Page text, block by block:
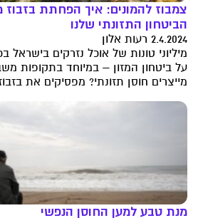
צמבוז להמונים: איך הפחתת
הביטחון התזונתי שלנו
2.4.2024 רעות אלון
מיליוני טונות של אוכל נזרקים
על ביטחון המזון – במיוחד בתקופות
מייצרים חוסן תזונתי? מפסיקים את
מנת טבע למען החוסן הנפשי